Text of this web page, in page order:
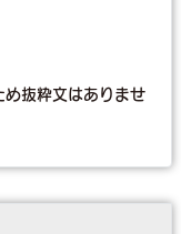
め抜粋文はありませ